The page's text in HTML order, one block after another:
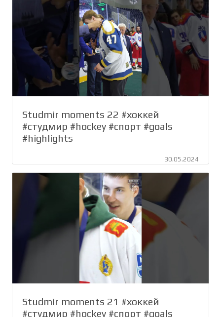
Studmir moments 22 #хоккей
#студмир #hockey #спорт #goals
#highlights
30.05.2024
Studmir moments 21 #хоккей
#студмир #hockey #спорт #goals